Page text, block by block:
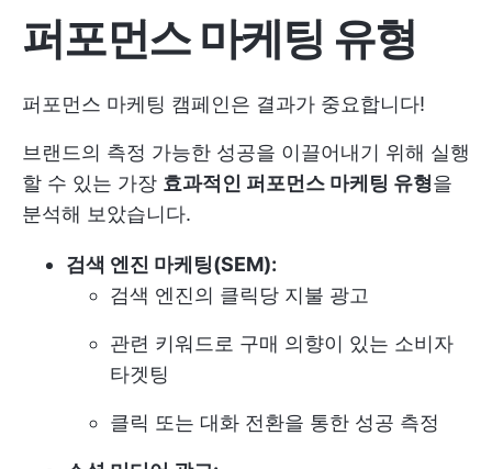
퍼포먼스 마케팅 유형
퍼포먼스 마케팅 캠페인은 결과가 중요합니다!
브랜드의 측정 가능한 성공을 이끌어내기 위해 실행
할 수 있는 가장 효과적인 퍼포먼스 마케팅 유형을
분석해 보았습니다.
검색 엔진 마케팅(SEM):
검색 엔진의 클릭당 지불 광고
관련 키워드로 구매 의향이 있는 소비자
타겟팅
클릭 또는 대화 전환을 통한 성공 측정